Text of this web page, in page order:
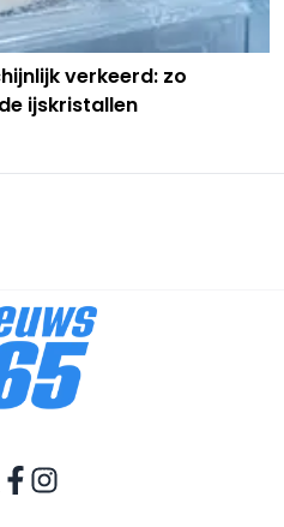
verkeerd: zo
ijskristallen